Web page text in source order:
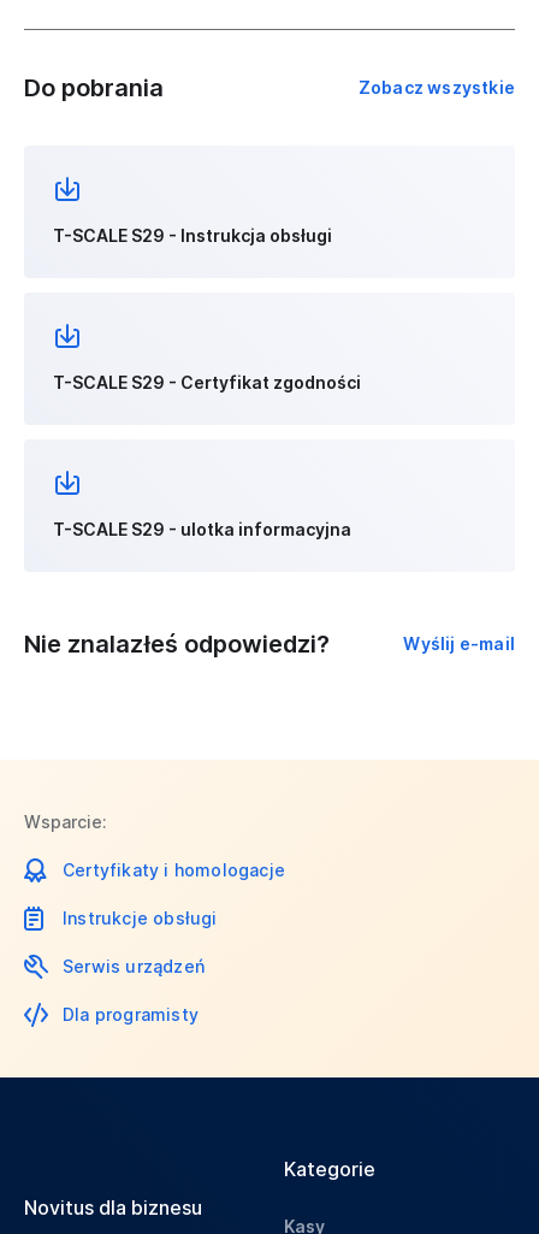
Do pobrania Zobacz wszystkie
T-SCALE S29 - Instrukcja obsługi
T-SCALE S29 - Certyfikat zgodności
T-SCALE S29 - ulotka informacyjna
Nie znalazłeś odpowiedzi? Wyślij e-mail
Wsparcie:
Certyfikaty i homologacje
Instrukcje obsługi
Serwis urządzeń
Dla programisty
Novitus dla biznesu
Kategorie
Kasy